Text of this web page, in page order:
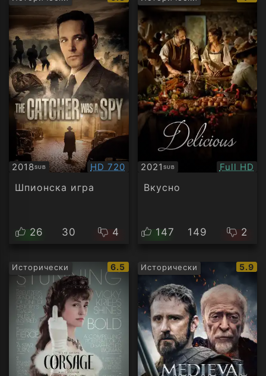
рейтинг:
2018SUB
Субтитри Качество:
HD 720
Шпионска игра
26 30 4
2021 SUB
Субтитри Full HD
Вкусно
147 149 2
Исторически
IMDb
рейтинг:
6.5 Исторически
IMDb
5.9